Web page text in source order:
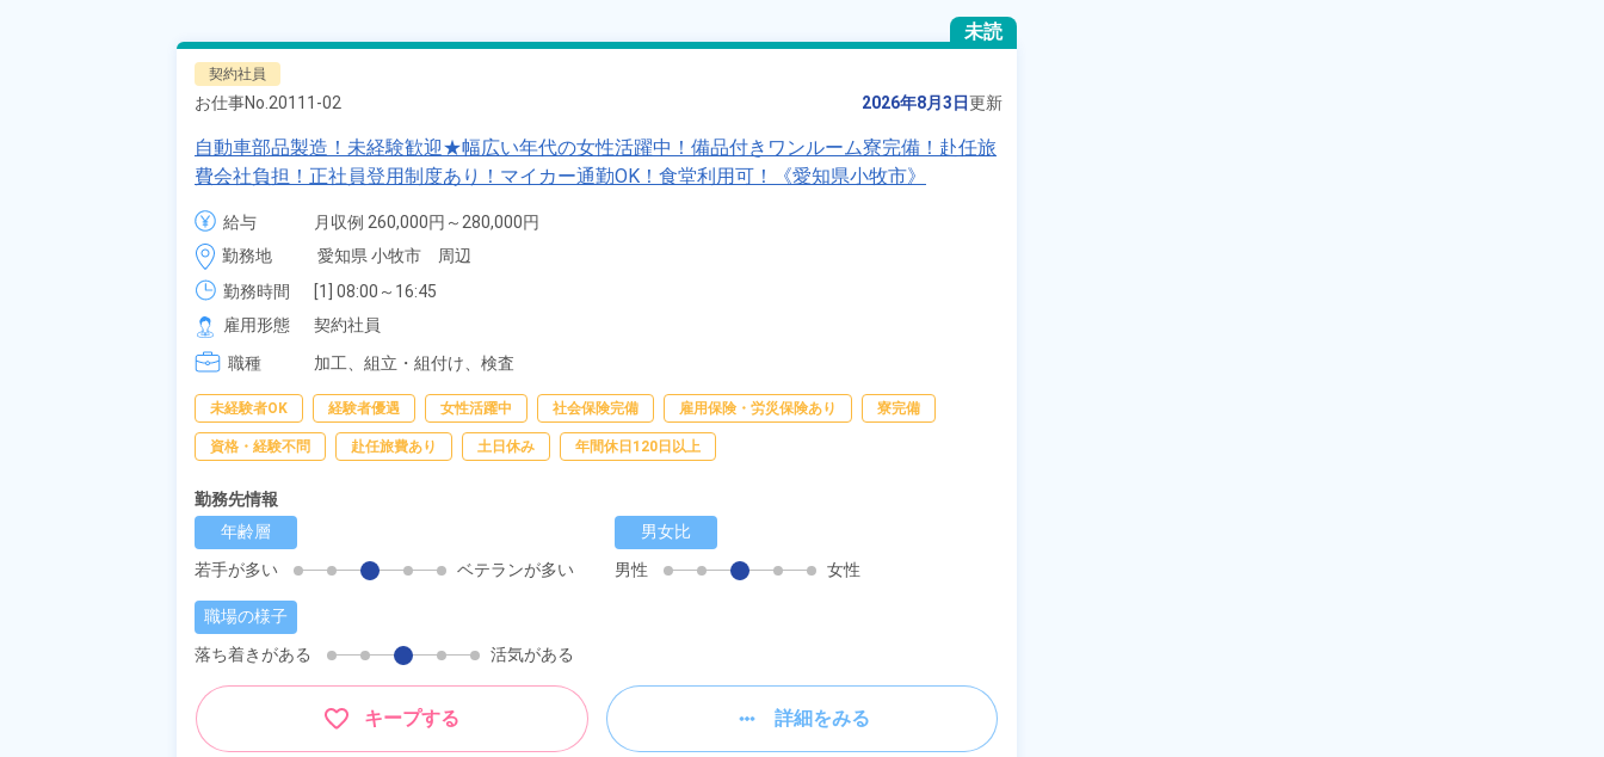
未読
契約社員
お仕事No. 20111-02 2026年8月3日更新
自動車部品製造！未経験歓迎★幅広い年代の女性活躍中！備品付きワンルーム寮完備！赴任旅
費会社負担！正社員登用制度あり！マイカー通勤OK！食堂利用可！《愛知県小牧市》
給与
月収例 260,000円～280,000円
時給 1,150円～1,150円
勤務地
愛知県 小牧市　周辺
勤務時間
[1] 08:00～16:45
[2] 20:00～04:45
雇用形態
契約社員
職種
加工、 組立・組付け、 検査
未経験者OK 経験者優遇 女性活躍中 社会保険完備 雇用保険・労災保険あり 寮完備
資格・経験不問 赴任旅費あり 土日休み 年間休日120日以上
勤務先情報
年齢層
若手が多い
ベテランが多い
男女比
男性
女性
職場の様子
落ち着きがある
活気がある
キープする 詳細をみる